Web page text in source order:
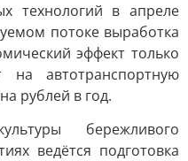
технологий в апреле
потоке выработка
эффект только
автотранспортную
рублей в год.
бережливого
ведётся подготовка